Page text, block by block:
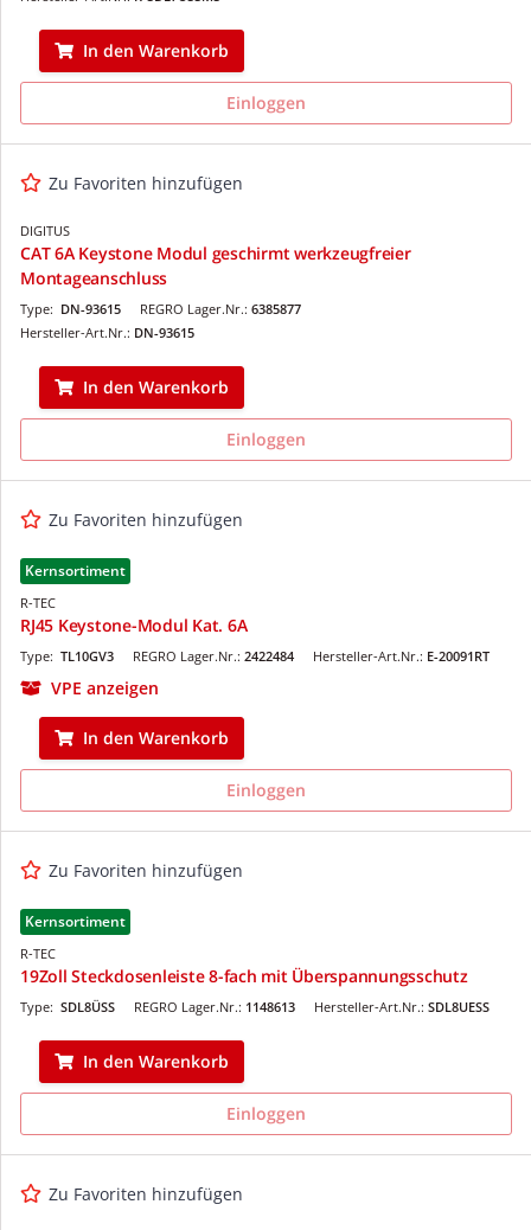
In den Warenkorb
Einloggen
Zu Favoriten hinzufügen
DIGITUS
CAT 6A Keystone Modul geschirmt werkzeugfreier
Montageanschluss
REGRO Lager.Nr.: 6385877
Type: DN-93615
Hersteller-Art.Nr.: DN-93615
In den Warenkorb
Einloggen
Zu Favoriten hinzufügen
Kernsortiment
R-TEC
RJ45 Keystone-Modul Kat. 6A
REGRO Lager.Nr.: 2422484
Type: TL10GV3 Hersteller-Art.Nr.: E-20091RT
VPE anzeigen
In den Warenkorb
Einloggen
Zu Favoriten hinzufügen
Kernsortiment
R-TEC
19Zoll Steckdosenleiste 8-fach mit Überspannungsschutz
REGRO Lager.Nr.: 1148613
Type: SDL8ÜSS Hersteller-Art.Nr.: SDL8UESS
In den Warenkorb
Einloggen
Zu Favoriten hinzufügen